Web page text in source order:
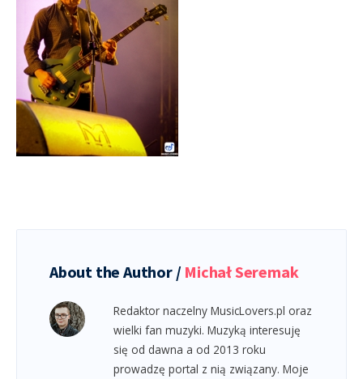
About the Author / Michał Seremak
Redaktor naczelny MusicLovers.pl oraz
wielki fan muzyki. Muzyką interesuję
się od dawna a od 2013 roku
prowadzę portal z nią związany. Moje